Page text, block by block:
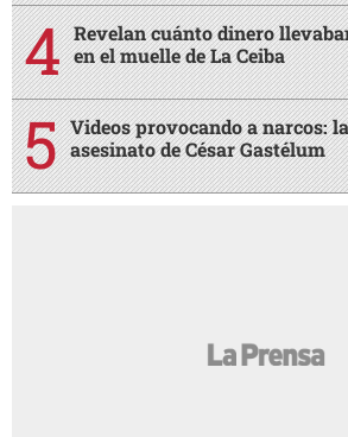
Revelan cuánto dinero
en el muelle de La Ceiba
Videos provocando a narcos:
asesinato de César Gastélum